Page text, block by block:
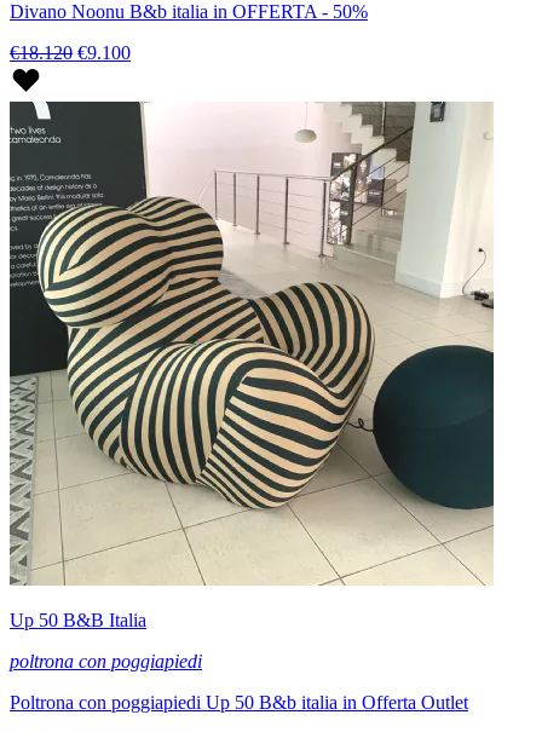
Divano Noonu B&b italia in OFFERTA - 50%
€18.120 €9.100
Up 50 B&B Italia
poltrona con poggiapiedi
Poltrona con poggiapiedi Up 50 B&b italia in Offerta Outlet